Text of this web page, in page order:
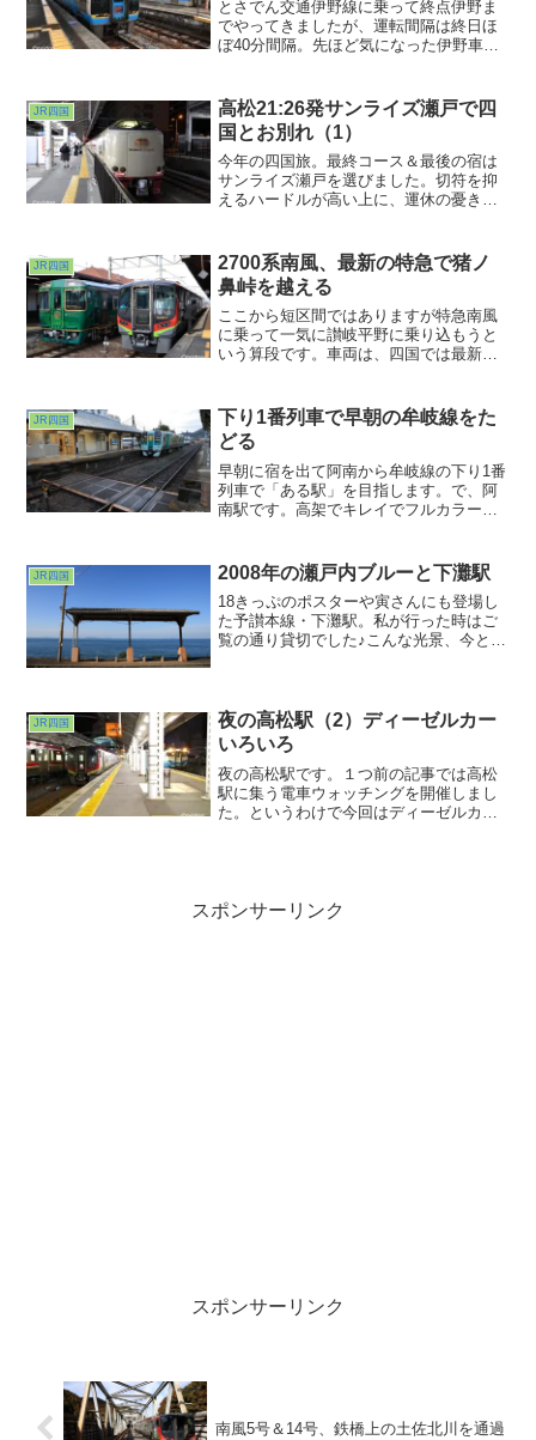
とさでん交通伊野線に乗って終点伊野ま
でやってきましたが、運転間隔は終日ほ
ぼ40分間隔。先ほど気になった伊野車庫
ことで至近距離を並行しているJR土讃線
の伊野駅の様子を見に行ってみました。
JR四国
高松21:26発サンライズ瀬戸で四
国とお別れ（1）
今年の四国旅。最終コース＆最後の宿は
サンライズ瀬戸を選びました。切符を抑
えるハードルが高い上に、運休の憂き目
ライズ。去年は往路１発目の列車にサン
ライズ瀬戸を取ったものの、四国のはる
か手前・名古屋で運転打ち切りという試
練に遭いました。
JR四国
2700系南風、最新の特急で猪ノ
鼻峠を越える
ここから短区間ではありますが特急南風
に乗って一気に讃岐平野に乗り込もうと
いう算段です。車両は、四国では最新型
ーンを撮ろうと思ったのですが、南風が
入ってくる一番駅舎側に近いホーム、な
ぜか無茶苦茶狭い！
JR四国
下り1番列車で早朝の牟岐線をた
どる
早朝に宿を出て阿南から牟岐線の下り1番
列車で「ある駅」を目指します。で、阿
南駅です。高架でキレイでフルカラー
ホームに降りると・・・駅横に留置線が
あったんですね。
JR四国 2008年の瀬戸内ブルーと下灘駅
18きっぷのポスターや寅さんにも登場し
た予讃本線・下灘駅。私が行った時はご
覧の通り貸切でした♪こんな光景、今とな
JR四国
夜の高松駅（2）ディーゼルカー
いろいろ
夜の高松駅です。１つ前の記事では高松
駅に集う電車ウォッチングを開催しまし
た。というわけで今回はディーゼルカー
が繋がっていました。
スポンサーリンク
スポンサーリンク
南風5号＆14号、鉄橋上の土佐北川を通過